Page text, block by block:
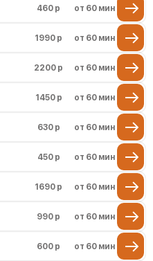
460 р от 60 мин
1990 р от 60 мин
2200 р от 60 мин
1450 р от 60 мин
630 р от 60 мин
450 р от 60 мин
1690 р от 60 мин
990 р от 60 мин
600 р от 60 мин